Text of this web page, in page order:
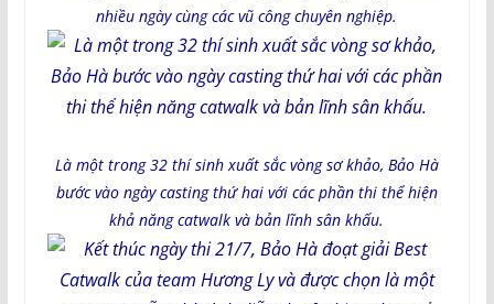
nhiều ngày cùng các vũ công chuyên nghiệp.
Là một trong 32 thí sinh xuất sắc vòng sơ khảo, Bảo Hà
bước vào ngày casting thứ hai với các phần thi thể hiện
khả năng catwalk và bản lĩnh sân khấu.